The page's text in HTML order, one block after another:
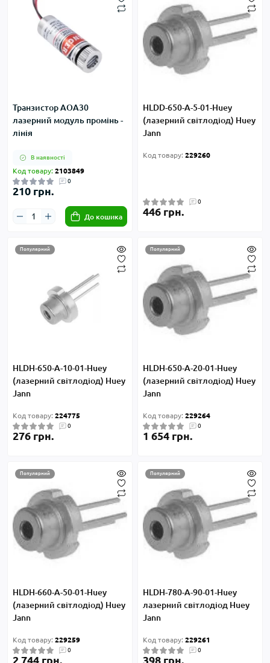
Транзистор AOA30
лазерний модуль промінь -
лінія
В наявності
Код товару: 2103849
0
210 грн.
До кошика
HLDD-650-А-5-01-Huey
(лазерний світлодіод) Huey
Jann
Код товару: 229260
0
446 грн.
Популярний
HLDH-650-A-10-01-Huey
(лазерний світлодіод) Huey
Jann
Код товару: 224775
0
276 грн.
Популярний
HLDH-650-А-20-01-Huey
(лазерний світлодіод) Huey
Jann
Код товару: 229264
0
1 654 грн.
Популярний
HLDH-660-А-50-01-Huey
(лазерний світлодіод) Huey
Jann
Код товару: 229259
0
2 744 грн.
Популярний
HLDH-780-А-90-01-Huey
лазерний світлодіод Huey
Jann
Код товару: 229261
0
398 грн.